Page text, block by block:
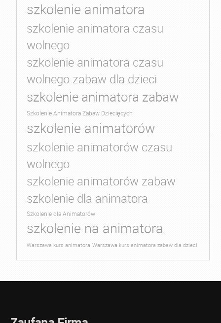
szkolenie animatora
szkolenie animatora czasu
wolnego
szkolenie animatora czasu
wolnego zabaw dla dzieci
szkolenie animatora zabaw
Szkolenie Animatora Zabaw Dziecięcych
szkolenie animatorów
szkolenie animatorów czasu
wolnego
szkolenie animatorów zabaw
szkolenie dla animatora
Szkolenie dla Animatorów
szkolenie na animatora
Warszawa kurs animatora Warszawa kurs animatora zabaw dla dzieci